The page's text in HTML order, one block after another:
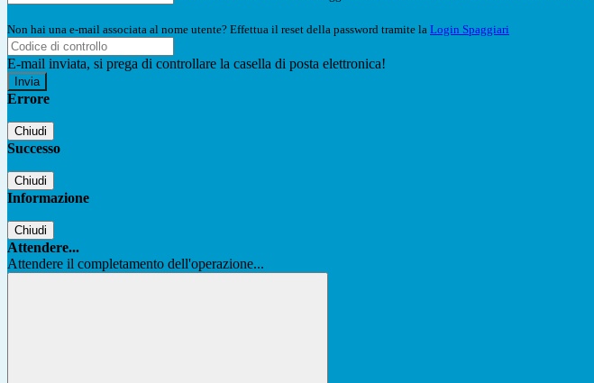
Non hai una e-mail associata al nome utente? Effettua il reset della password tramite la Login Spaggiari
E-mail inviata, si prega di controllare la casella di posta elettronica!
Errore
Chiudi
Successo
Chiudi
Informazione
Chiudi
Attendere...
Attendere il completamento dell'operazione...